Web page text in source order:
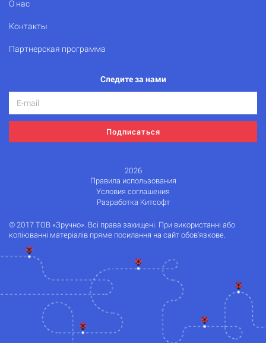
О нас
Контакты
Партнерская программа
Следите за нами
Подписаться
2026
Правила использования
Условия соглашения
Разработка Китсофт
© 2017 ТОВ «Зручно». Всі права захищені. При використанні або
копіюванні матеріалів пряме посилання на сайт обов'язкове.